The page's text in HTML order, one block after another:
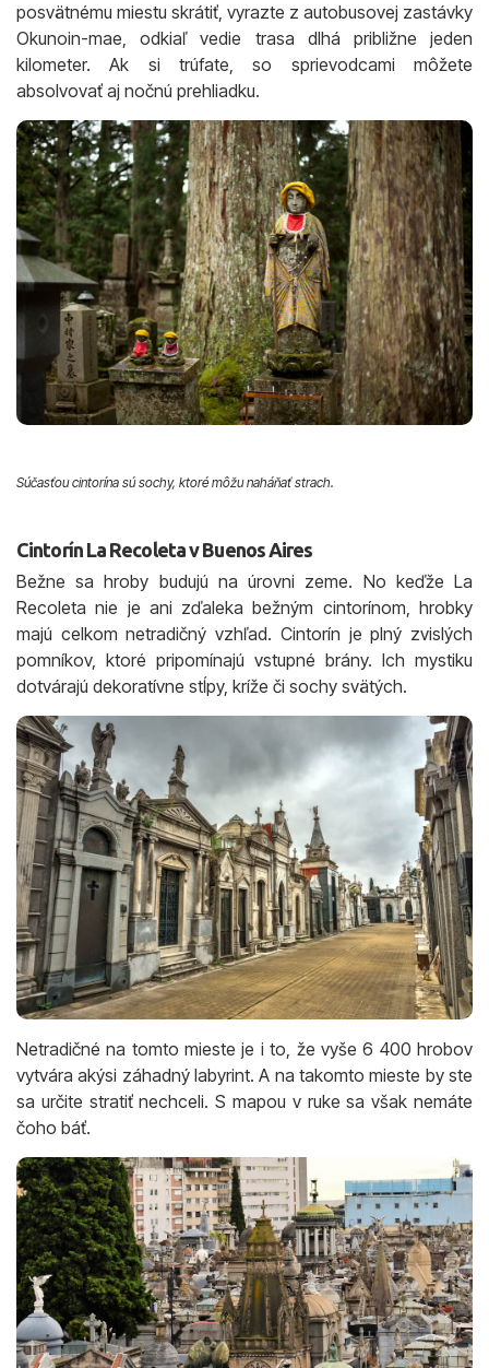
posvätnému miestu skrátiť, vyrazte z autobusovej zastávky
Okunoin-mae, odkiaľ vedie trasa dlhá približne jeden
kilometer. Ak si trúfate, so sprievodcami môžete
absolvovať aj nočnú prehliadku.
Súčasťou cintorína sú sochy, ktoré môžu naháňať strach.
Cintorín La Recoleta v Buenos Aires
Bežne sa hroby budujú na úrovni zeme. No keďže La
Recoleta nie je ani zďaleka bežným cintorínom, hrobky
majú celkom netradičný vzhľad. Cintorín je plný zvislých
pomníkov, ktoré pripomínajú vstupné brány. Ich mystiku
dotvárajú dekoratívne stĺpy, kríže či sochy svätých.
Netradičné na tomto mieste je i to, že vyše 6 400 hrobov
vytvára akýsi záhadný labyrint. A na takomto mieste by ste
sa určite stratiť nechceli. S mapou v ruke sa však nemáte
čoho báť.